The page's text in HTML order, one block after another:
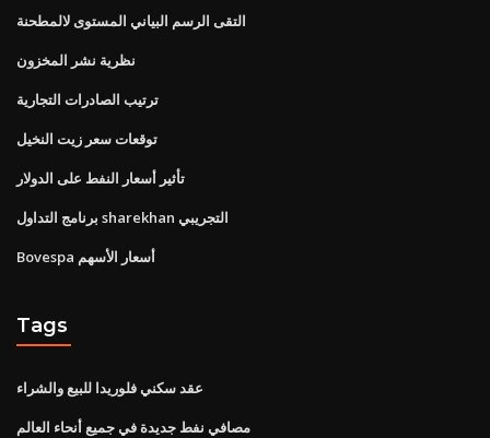
التقى الرسم البياني المستوى لالمطحنة
نظرية نشر المخزون
ترتيب الصادرات التجارية
توقعات سعر زيت النخيل
تأثير أسعار النفط على الدولار
برنامج التداول sharekhan التجريبي
Bovespa أسعار الأسهم
Tags
عقد سكني فلوريدا للبيع والشراء
مصافي نفط جديدة في جميع أنحاء العالم